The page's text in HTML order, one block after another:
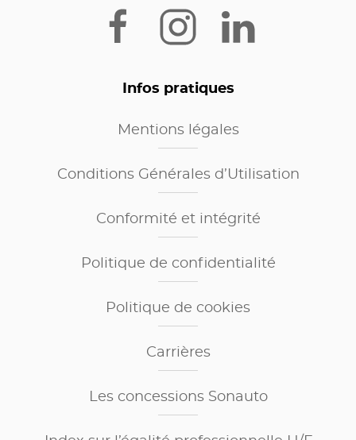
Infos pratiques
Mentions légales
Conditions Générales d’Utilisation
Conformité et intégrité
Politique de confidentialité
Politique de cookies
Carrières
Les concessions Sonauto